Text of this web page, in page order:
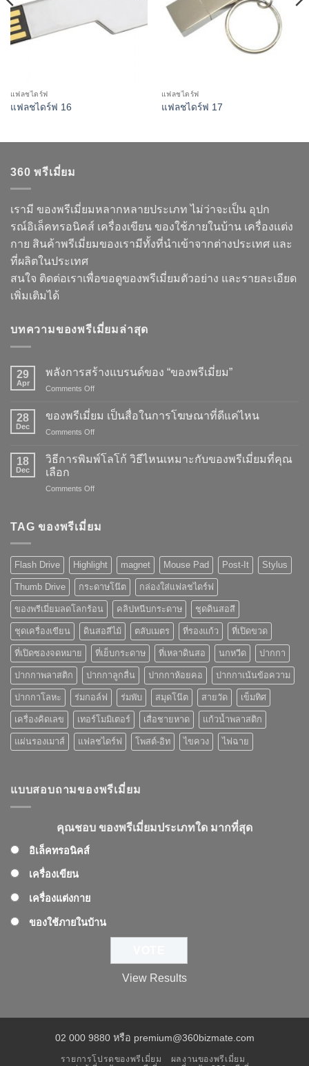
แฟลชไดร์ฟ
แฟลชไดร์ฟ 16
แฟลชไดร์ฟ
แฟลชไดร์ฟ 17
360 พรีเมี่ยม
เรามี ของพรีเมี่ยมหลากหลายประเภท ไม่ว่าจะเป็น อุปก
รณ์อิเล็คทรอนิคส์ เครื่องเขียน ของใช้ภายในบ้าน เครื่องแต่ง
กาย สินค้าพรีเมี่ยมของเรามีทั้งที่นำเข้าจากต่างประเทศ และ
ที่ผลิตในประเทศ
สนใจ ติดต่อเราเพื่อขอดูของพรีเมี่ยมตัวอย่าง และรายละเอียด
เพิ่มเติมได้
บทความของพรีเมี่ยมล่าสุด
29
Apr
พลังการสร้างแบรนด์ของ “ของพรีเมี่ยม”
Comments Offon
“ของ
28
Dec
ของพรีเมี่ยม เป็นสื่อในการโฆษณาที่ดีแค่ไหน
Comments Offon
พรี
เป็น
การ
ดี
แค่
ไหน
18
Dec
วิธีการพิมพ์โลโก้ วิธีไหนเหมาะกับของพรีเมี่ยมที่คุณ
เลือก
Comments Offon
พิมพ์
ไหน
เหมาะ
กับ
พรี
เมี่
ยม
ที่
คุณ
เลือก
TAG ของพรีเมี่ยม
Flash Drive Highlight magnet Mouse Pad Post-It Stylus
Thumb Drive กระดาษโน๊ต กล่องใส่แฟลชไดร์ฟ
ของพรีเมี่ยมลดโลกร้อน คลิปหนีบกระดาษ ชุดดินสอสี
ชุดเครื่องเขียน ดินสอสีไม้ ตลับเมตร ที่รองแก้ว ที่เปิดขวด
ที่เปิดซองจดหมาย ที่เย็บกระดาษ ที่เหลาดินสอ นกหวีด ปากกา
ปากกาพลาสติก ปากกาลูกลื่น ปากกาห้อยคอ ปากกาเน้นข้อความ
ปากกาโลหะ ร่มกอล์ฟ ร่มพับ สมุดโน๊ต สายวัด เข็มทิศ
เครื่องคิดเลข เทอร์โมมิเตอร์ เสื่อชายหาด แก้วน้ำพลาสติก
แผ่นรองเมาส์ แฟลชไดร์ฟ โพสต์-อิท ไขควง ไฟฉาย
แบบสอบถามของพรีเมี่ยม
คุณชอบ ของพรีเมี่ยมประเภทใด มากที่สุด
อิเล็คทรอนิคส์
เครื่องเขียน
เครื่องแต่งกาย
ของใช้ภายในบ้าน
View Results
02 000 9880 หรือ premium@360bizmate.com
รายการโปรดของพรีเมี่ยม
ผลงานของพรีเมี่ยม